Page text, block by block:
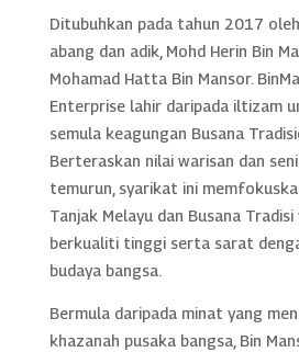
Ditubuhkan pada tahun 2017
abang dan adik, Mohd Herin Bin
Mohamad Hatta Bin Mansor.
Enterprise lahir daripada iltizam
semula keagungan Busana
Berteraskan nilai warisan dan
temurun, syarikat ini
Tanjak Melayu dan Busana
berkualiti tinggi serta sarat
budaya bangsa.
Bermula daripada minat yang
khazanah pusaka bangsa, Bin